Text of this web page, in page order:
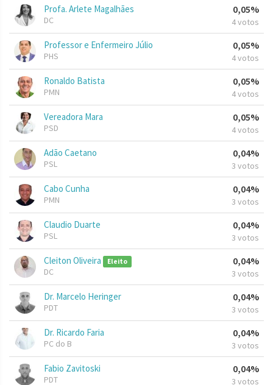
Profa. Arlete Magalhães
DC
0,05%
4 votos
Professor e Enfermeiro Júlio
PHS
0,05%
4 votos
Ronaldo Batista
PMN
0,05%
4 votos
Vereadora Mara
PSD
0,05%
4 votos
Adão Caetano
PSL
0,04%
3 votos
Cabo Cunha
PMN
0,04%
3 votos
Claudio Duarte
PSL
0,04%
3 votos
Cleiton Oliveira Eleito
DC
0,04%
3 votos
Dr. Marcelo Heringer
PDT
0,04%
3 votos
Dr. Ricardo Faria
PC do B
0,04%
3 votos
Fabio Zavitoski
PDT
0,04%
3 votos